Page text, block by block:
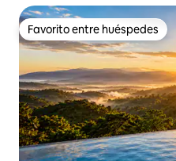
Favorito entre huéspedes
Favorito entre huéspedes